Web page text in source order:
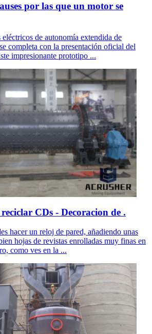
por las que un motor se
de autonomía extendida de
completa con la presentación oficial del
impresionante prototipo ...
CDs - Decoracion de .
hacer un reloj de pared, añadiendo unas
hojas de revistas enrolladas muy finas en
como ves en la ...